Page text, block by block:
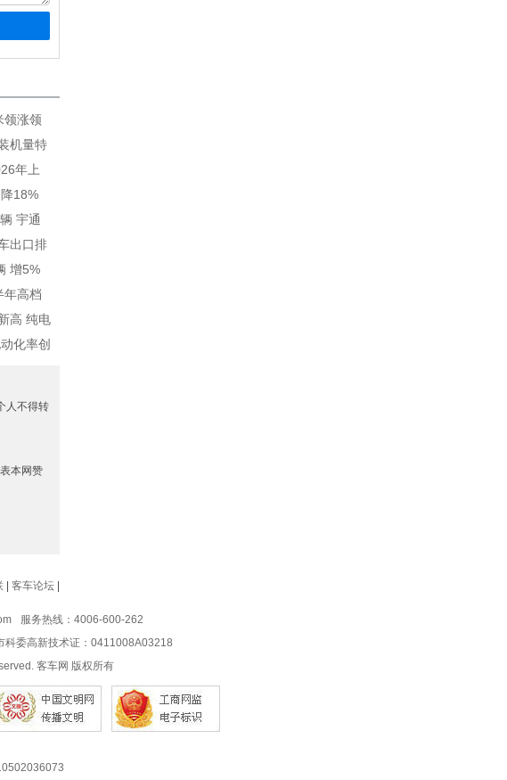
领涨领
机量特
年上
18%
宇通
出口排
增5%
年高档
高 纯电
化率创
人不得转
本网赞
| 客车论坛|
服务热线：4006-600-262
委高新技术证：0411008A03218
客车网 版权所有